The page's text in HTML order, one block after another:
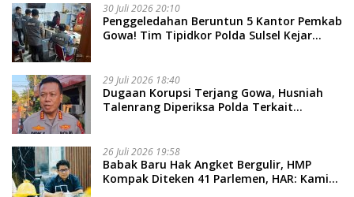
30 Juli 2026 20:10
Penggeledahan Beruntun 5 Kantor Pemkab
Gowa! Tim Tipidkor Polda Sulsel Kejar
29 Juli 2026 18:40
Dugaan Korupsi Terjang Gowa, Husniah
Talenrang Diperiksa Polda Terkait
26 Juli 2026 19:58
​Babak Baru Hak Angket Bergulir, HMP
Kompak Diteken 41 Parlemen, HAR: Kami